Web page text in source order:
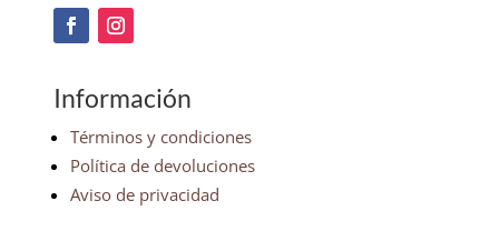
Información
Términos y condiciones
Política de devoluciones
Aviso de privacidad